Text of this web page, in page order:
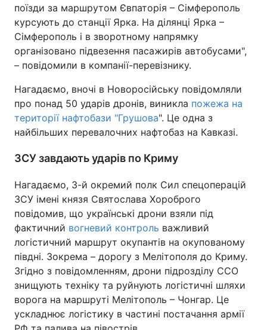
поїзди за маршрутом Євпаторія – Сімферополь
курсують до станції Ярка. На ділянці Ярка –
Сімферополь і в зворотному напрямку
організовано підвезення пасажирів автобусами",
– повідомили в компанії-перевізнику.
Нагадаємо, вночі в Новоросійську повідомляли
про понад 50 ударів дронів, виникла пожежа на
території нафтобази "Грушова". Це одна з
найбільших перевалочних нафтобаз на Кавказі.
ЗСУ завдають ударів по Криму
Нагадаємо, 3-й окремий полк Сил спецоперацій
ЗСУ імені князя Святослава Хороброго
повідомив, що українські дрони взяли під
фактичний вогневий контроль важливий
логістичний маршрут окупантів на окупованому
півдні. Зокрема – дорогу з Мелітополя до Криму.
Згідно з повідомленням, дрони підрозділу ССО
знищують техніку та руйнують логістичні шляхи
ворога на маршруті Мелітополь – Чонгар. Це
ускладнює логістику в частині постачання армії